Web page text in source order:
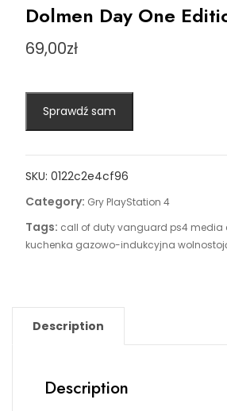
Dolmen Day One
69,00zł
Sprawdź sam
SKU: 0122c2e4cf96
Category: Gry PlayStation 4
Tags: call of duty vanguard ps4 media
kuchenka gazowo-indukcyjna
Description
Description